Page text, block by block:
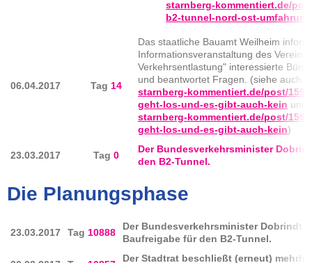
starnberg-kommentiert.de/
b2-tunnel-nord-ost-umfahrung
06.04.2017 Tag 14
Das staatliche Bauamt Weilheim
Informationsveranstaltung des Vereins
Verkehrsentlastung" interessierte
und beantwortet Fragen. (siehe auch
starnberg-kommentiert.de/post/
geht-los-und-es-gibt-auch-kein und
starnberg-kommentiert.de/post/
geht-los-und-es-gibt-auch-kein)
23.03.2017 Tag 0
Der Bundesverkehrsminister
den B2-Tunnel.
Die Planungsphase
23.03.2017 Tag 10888
Der Bundesverkehrsminister Dobrindt
Baufreigabe für den B2-Tunnel.
Der Stadtrat beschließt (erneut)